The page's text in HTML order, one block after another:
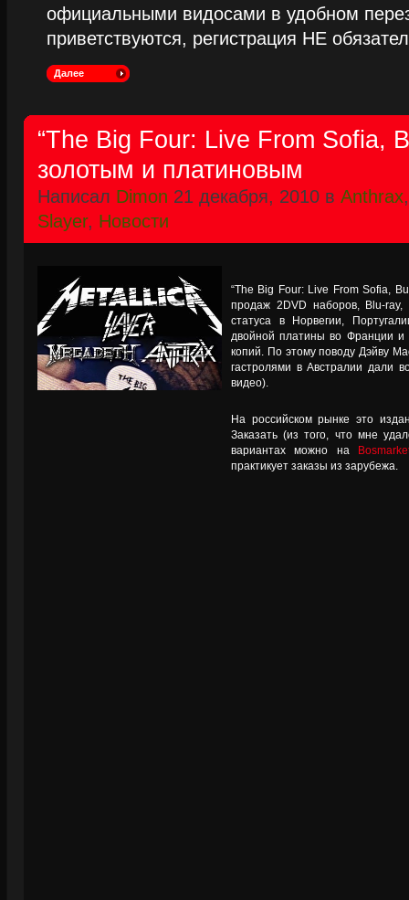
официальными видосами в удобном
приветствуются, регистрация НЕ
Далее
“The Big Four: Live From Sofia,
золотым и платиновым
Написал Dimon 21 декабря, 2010 в Anthrax
Slayer, Новости
“The Big Four: Live From Sofia,
продаж 2DVD наборов, Blu-ray,
статуса в Норвегии,
двойной платины во Франции и
копий. По этому поводу Дэйву
гастролями в Австралии дали
видео).
На российском рынке это
Заказать (из того, что мне
вариантах можно на
практикует заказы из зарубежа.